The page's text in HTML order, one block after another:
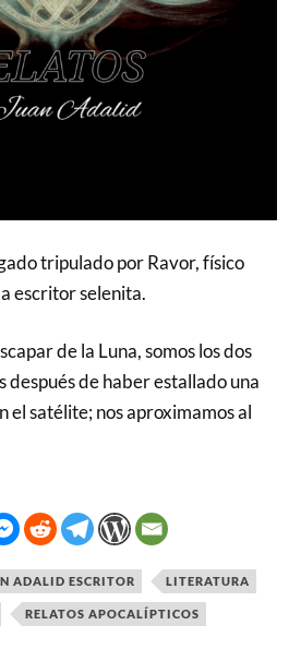
tripulado por Ravor, físico
escritor selenita.
de la Luna, somos los dos
después de haber estallado una
el satélite; nos aproximamos al
ADALID ESCRITOR LITERATURA
RELATOS APOCALÍPTICOS